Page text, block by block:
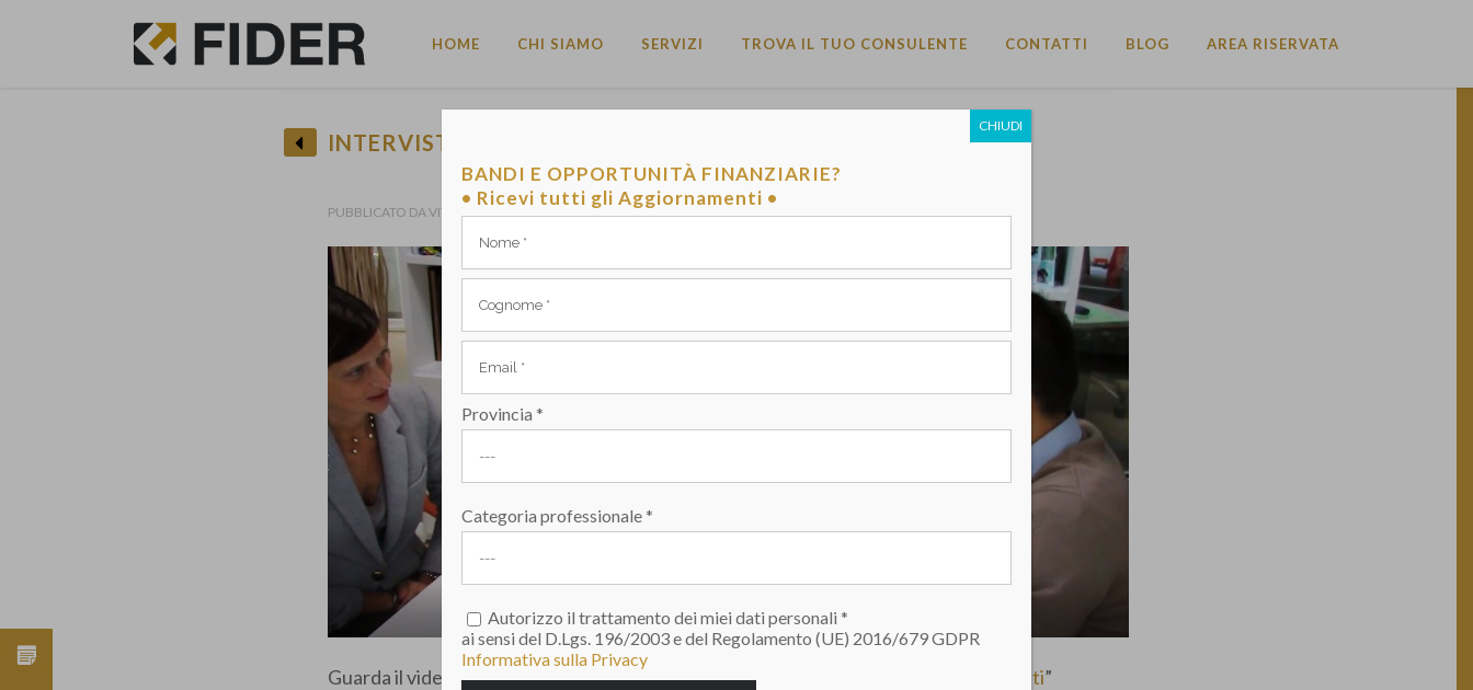
HOME CHI SIAMO SERVIZI TROVA IL TUO CONSULENTE CONTATTI BLOG AREA RISERVATA
INTERVISTA A MARCELLO BACCHINI DI EDILPIÙ SRL
PUBBLICATO DA VITO BANCO IL 27 NOVEMBRE 2018 - ARCHIVIO COFITER
Guarda il video e leggi l’articolo “Edilpiù: da due generazioni specialisti nei serramenti”
BANDI E OPPORTUNITÀ FINANZIARIE?
• Ricevi tutti gli Aggiornamenti •
Provincia *
Categoria professionale *
Autorizzo il trattamento dei miei dati personali *
ai sensi del D.Lgs. 196/2003 e del Regolamento (UE) 2016/679 GDPR
Informativa sulla Privacy
CHIUDI